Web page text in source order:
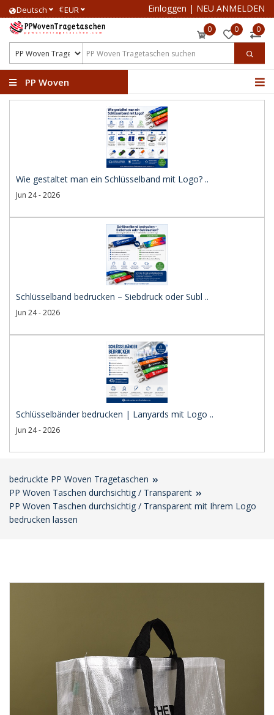
Deutsch €EUR Einloggen | NEU ANMELDEN
0 0 0
PP Woven
Wie gestaltet man ein Schlüsselband mit Logo? ..
Jun 24 - 2026
Schlüsselband bedrucken – Siebdruck oder Subl ..
Jun 24 - 2026
Schlüsselbänder bedrucken | Lanyards mit Logo ..
Jun 24 - 2026
bedruckte PP Woven Tragetaschen
PP Woven Taschen durchsichtig / Transparent
PP Woven Taschen durchsichtig / Transparent mit Ihrem Logo
bedrucken lassen